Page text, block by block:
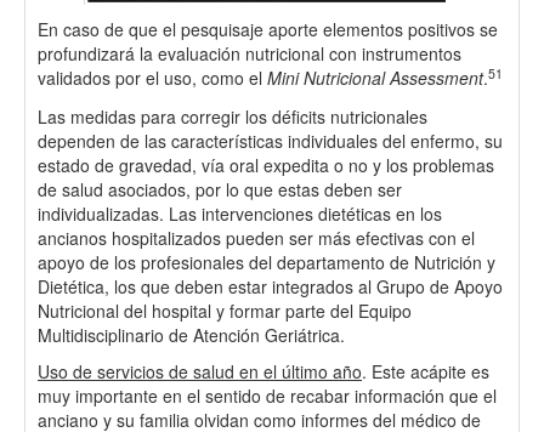
En caso de que el pesquisaje aporte elementos positivos se
profundizará la evaluación nutricional con instrumentos
validados por el uso, como el Mini Nutricional Assessment.51
Las medidas para corregir los déficits nutricionales
dependen de las características individuales del enfermo, su
estado de gravedad, vía oral expedita o no y los problemas
de salud asociados, por lo que estas deben ser
individualizadas. Las intervenciones dietéticas en los
ancianos hospitalizados pueden ser más efectivas con el
apoyo de los profesionales del departamento de Nutrición y
Dietética, los que deben estar integrados al Grupo de Apoyo
Nutricional del hospital y formar parte del Equipo
Multidisciplinario de Atención Geriátrica.
Uso de servicios de salud en el último año. Este acápite es
muy importante en el sentido de recabar información que el
anciano y su familia olvidan como informes del médico de